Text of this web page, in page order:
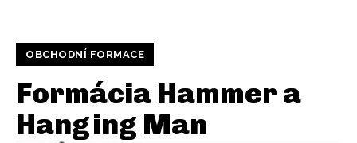
OBCHODNÍ FORMACE
Formácia Hammer a
Hanging Man